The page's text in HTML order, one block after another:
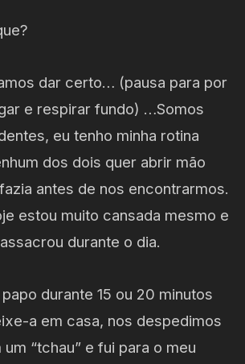
dar certo… (pausa para por
e respirar fundo) …Somos
eu tenho minha rotina
dos dois quer abrir mão
antes de nos encontrarmos.
estou muito cansada mesmo e
durante o dia.
durante 15 ou 20 minutos
a em casa, nos despedimos
“tchau” e fui para o meu